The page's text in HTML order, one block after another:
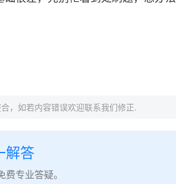
，如若内容错误欢迎联系我们修正.
解答
专业答疑。